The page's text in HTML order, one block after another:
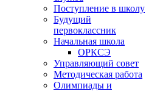
Поступление в школу
Будущий
первоклассник
Начальная школа
ОРКСЭ
Управляющий совет
Методическая работа
Олимпиады и